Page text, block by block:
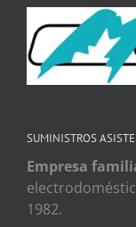
SUMINISTROS
Empresa
1982.